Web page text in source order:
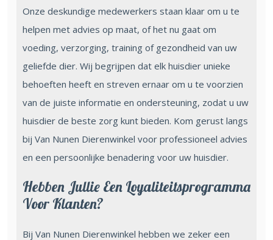
Onze deskundige medewerkers staan klaar om u te
helpen met advies op maat, of het nu gaat om
voeding, verzorging, training of gezondheid van uw
geliefde dier. Wij begrijpen dat elk huisdier unieke
behoeften heeft en streven ernaar om u te voorzien
van de juiste informatie en ondersteuning, zodat u uw
huisdier de beste zorg kunt bieden. Kom gerust langs
bij Van Nunen Dierenwinkel voor professioneel advies
en een persoonlijke benadering voor uw huisdier.
Hebben Jullie Een Loyaliteitsprogramma
Voor Klanten?
Bij Van Nunen Dierenwinkel hebben we zeker een